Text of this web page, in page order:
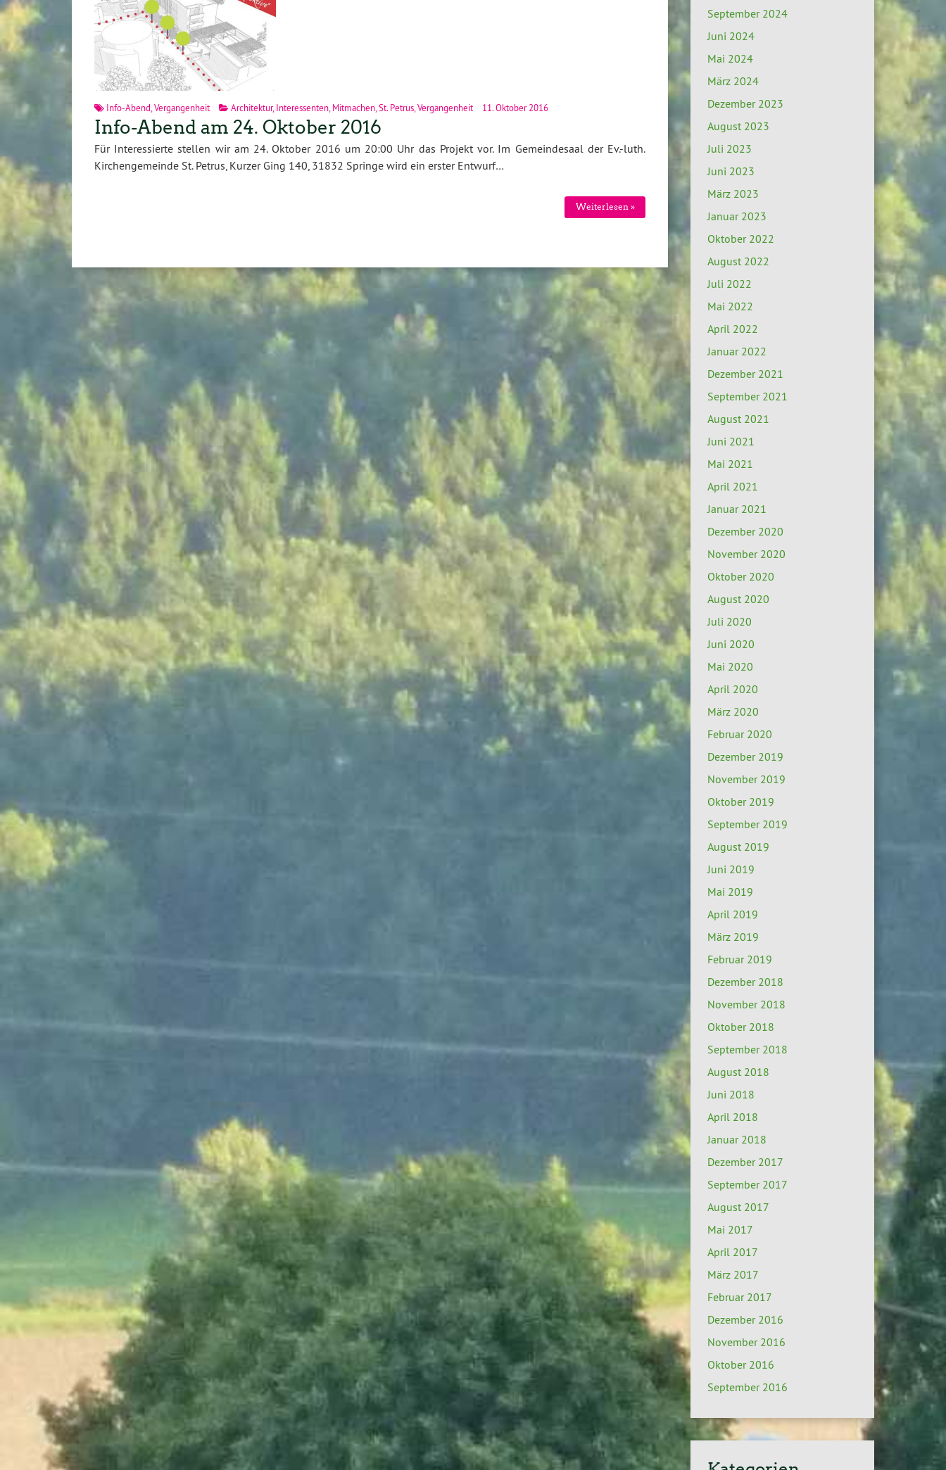
Info-Abend,Vergangenheit Architektur,Interessenten,Mitmachen,St. Petrus,Vergangenheit 11. Oktober 2016
Info-Abend am 24. Oktober 2016
Für Interessierte stellen wir am 24. Oktober 2016 um 20:00 Uhr das Projekt vor. Im Gemeindesaal der Ev.-luth.
Kirchengemeinde St. Petrus, Kurzer Ging 140, 31832 Springe wird ein erster Entwurf…
Weiterlesen »
September 2024
Juni 2024
Mai 2024
März 2024
Dezember 2023
August 2023
Juli 2023
Juni 2023
März 2023
Januar 2023
Oktober 2022
August 2022
Juli 2022
Mai 2022
April 2022
Januar 2022
Dezember 2021
September 2021
August 2021
Juni 2021
Mai 2021
April 2021
Januar 2021
Dezember 2020
November 2020
Oktober 2020
August 2020
Juli 2020
Juni 2020
Mai 2020
April 2020
März 2020
Februar 2020
Dezember 2019
November 2019
Oktober 2019
September 2019
August 2019
Juni 2019
Mai 2019
April 2019
März 2019
Februar 2019
Dezember 2018
November 2018
Oktober 2018
September 2018
August 2018
Juni 2018
April 2018
Januar 2018
Dezember 2017
September 2017
August 2017
Mai 2017
April 2017
März 2017
Februar 2017
Dezember 2016
November 2016
Oktober 2016
September 2016